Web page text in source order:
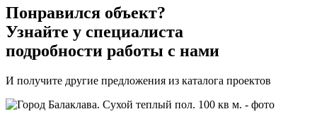
Понравился объект?
Узнайте у специалиста
подробности работы с нами
И получите другие предложения из каталога проектов